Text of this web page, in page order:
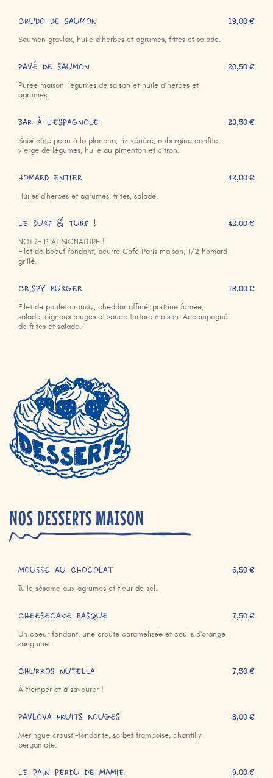
CRUDO DE SAUMON
Saumon gravlax, huile d’herbes et agrumes, frites et salade.
19,00 €
PAVÉ DE SAUMON
Purée maison, légumes de saison et huile d’herbes et
agrumes.
20,50 €
BAR À L'ESPAGNOLE
Saisi côté peau à la plancha, riz vénéré, aubergine confite,
vierge de légumes, huile au pimenton et citron.
23,50 €
HOMARD ENTIER
Huiles d'herbes et agrumes, frites, salade.
42,00 €
LE SURF & TURF !
NOTRE PLAT SIGNATURE !
Filet de boeuf fondant, beurre Café Paris maison, 1/2 homard
grillé.
42,00 €
CRISPY BURGER
Filet de poulet crousty, cheddar affiné, poitrine fumée,
salade, oignons rouges et sauce tartare maison. Accompagné
de frites et salade.
18,00 €
NOS DESSERTS MAISON
MOUSSE AU CHOCOLAT
Tuile sésame aux agrumes et fleur de sel.
6,50 €
CHEESECAKE BASQUE
Un coeur fondant, une croûte caramélisée et coulis d'orange
sanguine.
7,50 €
CHURROS NUTELLA
À tremper et à savourer !
7,50 €
PAVLOVA FRUITS ROUGES
Meringue crousti-fondante, sorbet framboise, chantilly
bergamote.
8,00 €
LE PAIN PERDU DE MAMIE 9,00 €